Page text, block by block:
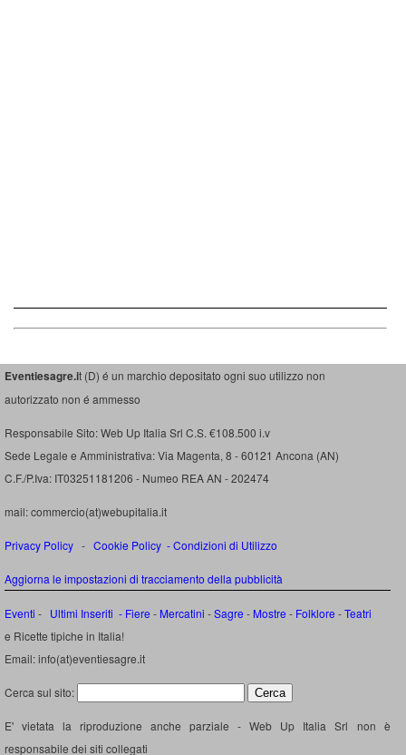
Eventiesagre.it (D) é un marchio depositato ogni suo utilizzo non
autorizzato non é ammesso
Responsabile Sito: Web Up Italia Srl C.S. €108.500 i.v
Sede Legale e Amministrativa: Via Magenta, 8 - 60121 Ancona (AN)
C.F./P.Iva: IT03251181206 - Numeo REA AN - 202474
mail: commercio(at)webupitalia.it
Privacy Policy - Cookie Policy -Condizioni di Utilizzo
Aggiorna le impostazioni di tracciamento della pubblicità
Eventi - Ultimi Inseriti - Fiere - Mercatini -Sagre - Mostre - Folklore -Teatri
e Ricette tipiche in Italia!
Email: info(at)eventiesagre.it
Cerca sul sito:
E' vietata la riproduzione anche parziale - Web Up Italia Srl non è
responsabile dei siti collegati